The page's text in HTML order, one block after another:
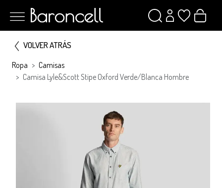
VOLVER ATRÁS
Ropa
Camisas
Camisa Lyle&Scott Stipe Oxford Verde/Blanca Hombre